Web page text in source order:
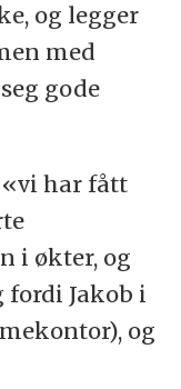
og legger
med
gode
«vi har fått
i økter, og
fordi Jakob i
og